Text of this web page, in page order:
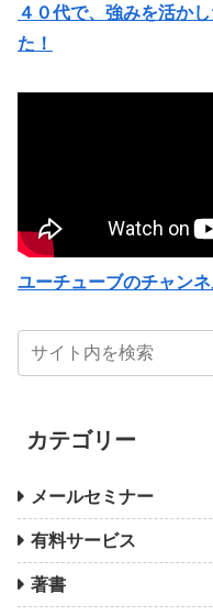
４０代で、強みを活か
た！
ユーチューブのチャンネ
カテゴリー
メールセミナー
有料サービス
著書